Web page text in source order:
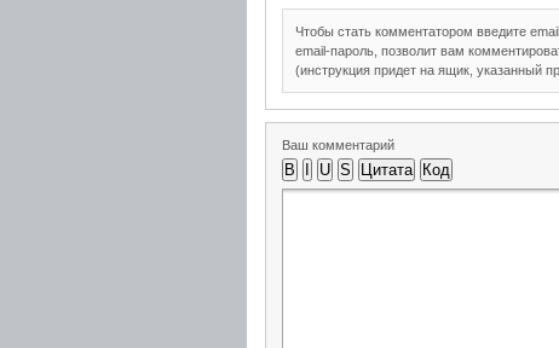
Чтобы стать комментатором введите
email-пароль, позволит вам
(инструкция придет на ящик, указанный
Ваш комментарий
B U S Цитата Код